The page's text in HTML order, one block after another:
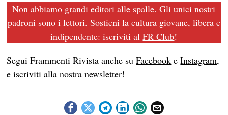
Non abbiamo grandi editori alle spalle. Gli unici nostri
padroni sono i lettori. Sostieni la cultura giovane, libera e
indipendente: iscriviti alFR Club!
Segui Frammenti Rivista anche suFacebook eInstagram,
e iscriviti alla nostranewsletter!